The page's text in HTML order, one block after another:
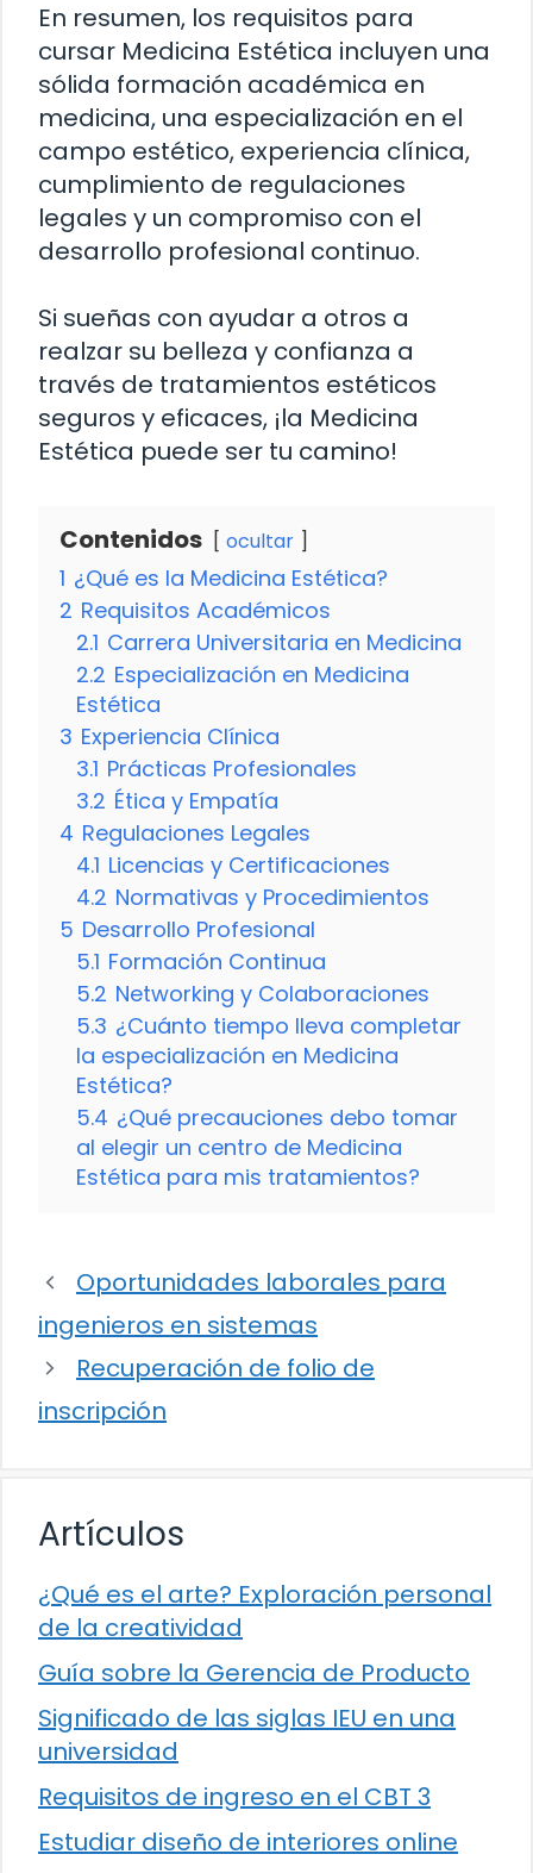
En resumen, los requisitos para
cursar Medicina Estética incluyen una
sólida formación académica en
medicina, una especialización en el
campo estético, experiencia clínica,
cumplimiento de regulaciones
legales y un compromiso con el
desarrollo profesional continuo.
Si sueñas con ayudar a otros a
realzar su belleza y confianza a
través de tratamientos estéticos
seguros y eficaces, ¡la Medicina
Estética puede ser tu camino!
Contenidos ocultar
1 ¿Qué es la Medicina Estética?
2 Requisitos Académicos
2.1 Carrera Universitaria en Medicina
2.2 Especialización en Medicina
Estética
3 Experiencia Clínica
3.1 Prácticas Profesionales
3.2 Ética y Empatía
4 Regulaciones Legales
4.1 Licencias y Certificaciones
4.2 Normativas y Procedimientos
5 Desarrollo Profesional
5.1 Formación Continua
5.2 Networking y Colaboraciones
5.3 ¿Cuánto tiempo lleva completar
la especialización en Medicina
Estética?
5.4 ¿Qué precauciones debo tomar
al elegir un centro de Medicina
Estética para mis tratamientos?
Oportunidades laborales para
ingenieros en sistemas
Recuperación de folio de
inscripción
Artículos
¿Qué es el arte? Exploración personal
de la creatividad
Guía sobre la Gerencia de Producto
Significado de las siglas IEU en una
universidad
Requisitos de ingreso en el CBT 3
Estudiar diseño de interiores online